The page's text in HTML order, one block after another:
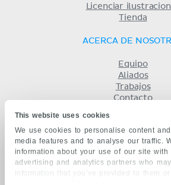
This website uses cookies
We use cookies to personalise content
media features and to analyse our traffic.
information about your use of our site with
advertising and analytics partners who
information that you’ve provided to them
Licenciar
Tienda
ACERCA DE
Equipo
Aliados
Trabajos
Contacto
Privacidad
KENHUB EN...
English